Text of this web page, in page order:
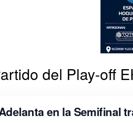
del Play-off
en la Semifinal